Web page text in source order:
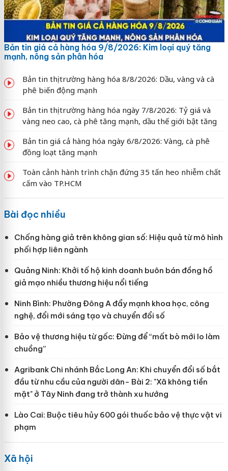
Bản tin giá cả hàng hóa 9/8/2026: Kim loại quý tăng
mạnh, nông sản phân hóa
Bản tin thị trường hàng hóa 8/8/2026: Dầu, vàng và cà
phê biến động mạnh
Bản tin thị trường hàng hóa ngày 7/8/2026: Tỷ giá và
vàng neo cao, cà phê tăng mạnh, dầu thế giới bật tăng
Bản tin giá cả hàng hóa ngày 6/8/2026: Vàng, cà phê
đồng loạt tăng mạnh
Toàn cảnh hành trình chặn đứng 35 tấn heo nhiễm chất
cấm vào TP.HCM
Bài đọc nhiều
Chống hàng giả trên không gian số: Hiệu quả từ mô hình
phối hợp liên ngành
Quảng Ninh: Khởi tố hộ kinh doanh buôn bán đồng hồ
giả mạo nhiều thương hiệu nổi tiếng
Ninh Bình: Phường Đông A đẩy mạnh khoa học, công
nghệ, đổi mới sáng tạo và chuyển đổi số
Bảo vệ thương hiệu từ gốc: Đừng để “mất bò mới lo làm
chuồng”
Agribank Chi nhánh Bắc Long An: Khi chuyển đổi số bắt
đầu từ nhu cầu của người dân- Bài 2: "Xã không tiền
mặt" ở Tây Ninh đang trở thành xu hướng
Lào Cai: Buộc tiêu hủy 600 gói thuốc bảo vệ thực vật vi
phạm
Xã hội